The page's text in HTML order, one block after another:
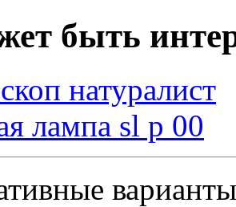
быть
натуралист
лампа sl p 00
варианты